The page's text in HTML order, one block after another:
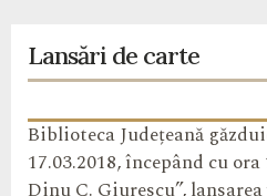
Lansări de carte
Biblioteca Județeană
17.03.2018, începând cu